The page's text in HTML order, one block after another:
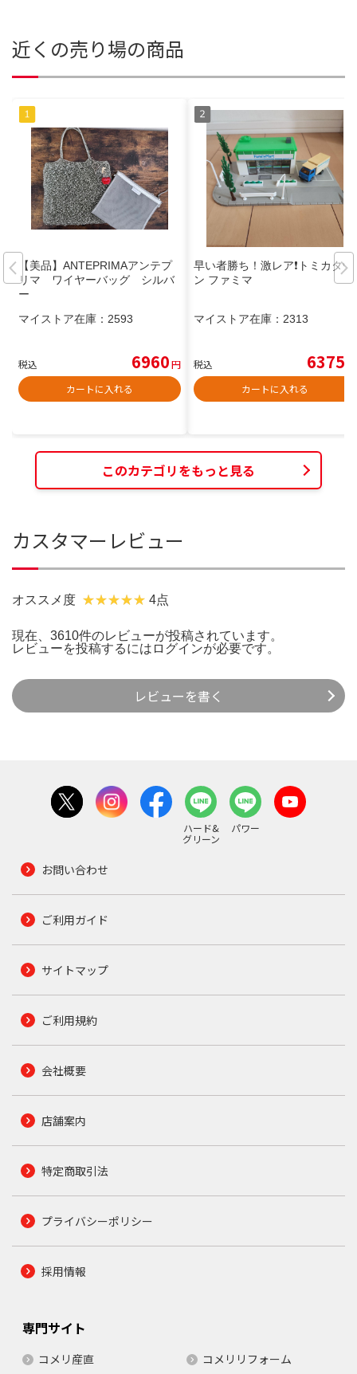
近くの売り場の商品
【美品】ANTEPRIMAアンテプ
リマ ワイヤーバッグ シルバ
ー
マイストア在庫： 2593
税込 6960円
カートに入れる
早い者勝ち！激レア❗トミカタウ
ン ファミマ
マイストア在庫： 2313
税込 6375
カートに入れる
このカテゴリをもっと見る
カスタマーレビュー
オススメ度 4点
現在、3610件のレビューが投稿されています。
レビューを投稿するには ログインが必要です。
レビューを書く
ハード&
グリーン
パワー
お問い合わせ
ご利用ガイド
サイトマップ
ご利用規約
会社概要
店舗案内
特定商取引法
プライバシーポリシー
採用情報
専門サイト
コメリ産直 コメリリフォーム